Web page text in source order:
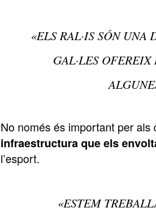
«ELS RAL·IS SÓN
GAL·LES
No només és important per als
infraestructura que els
l’esport.
«ESTEM